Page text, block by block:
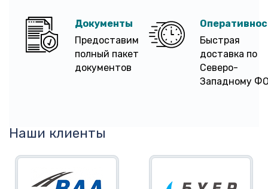
Документы
Предоставим
полный пакет
документов
Быстрая
доставка по
Северо-
Западному
Наши клиенты